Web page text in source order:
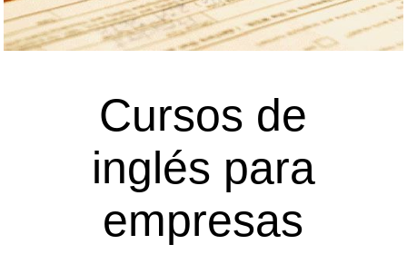
Cursos de
inglés para
empresas